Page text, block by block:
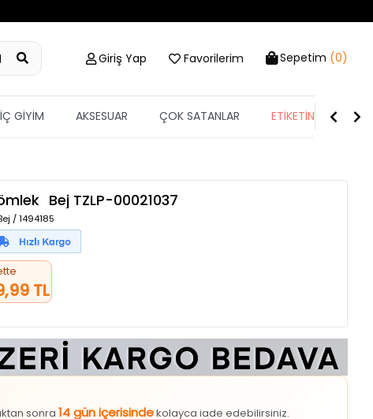
Giriş Yap Favorilerim Sepetim (0)
İÇ GİYİM AKSESUAR ÇOK SATANLAR ETİKETİN YARISI
Bej TZLP-00021037
/ 1494185
TL
sonra14 gün içerisindekolayca iade edebilirsiniz.